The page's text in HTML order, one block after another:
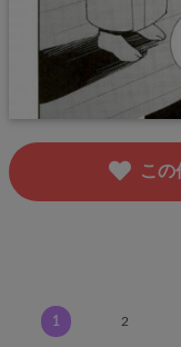
この
1 2